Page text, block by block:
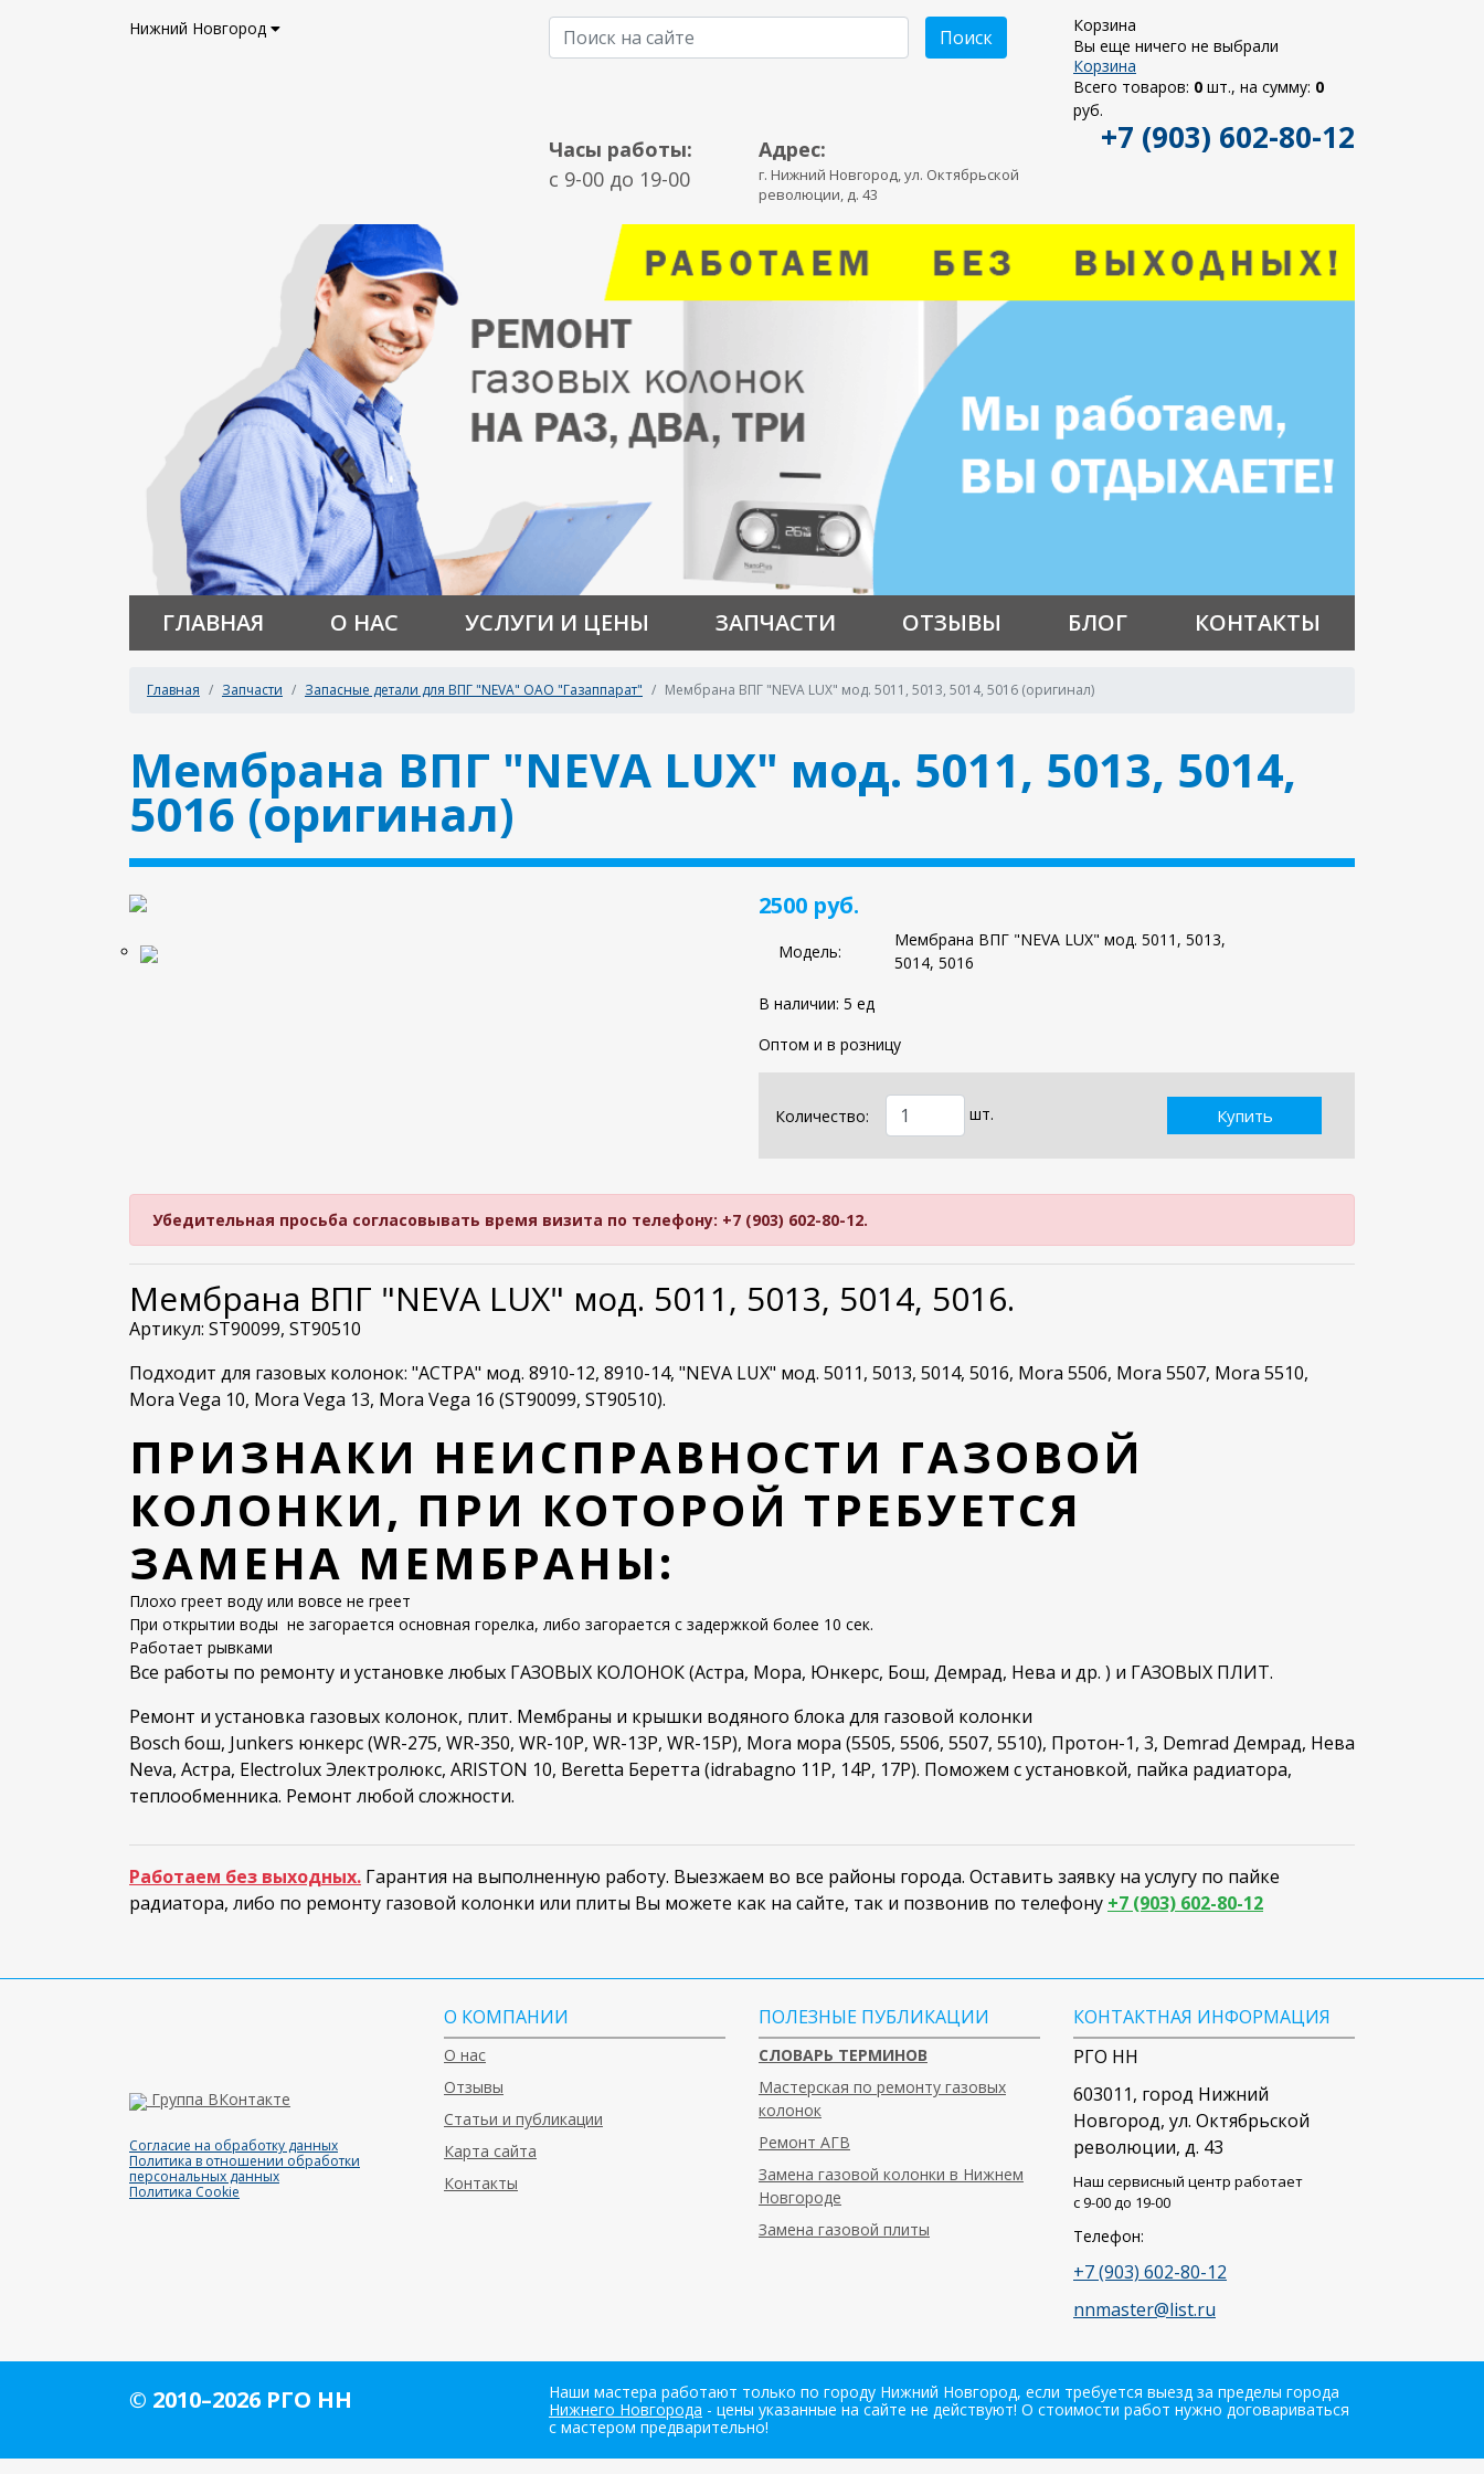
Нижний Новгород Поиск
Корзина
Вы еще ничего не выбрали
Корзина
Всего товаров: 0 шт., на сумму: 0
руб.
Часы работы:
c 9-00 до 19-00
Адрес:
г. Нижний Новгород, ул. Октябрьской
революции, д. 43
+7 (903) 602-80-12
ГЛАВНАЯ О НАС УСЛУГИ И ЦЕНЫ ЗАПЧАСТИ ОТЗЫВЫ БЛОГ КОНТАКТЫ
Главная Запчасти Запасные детали для ВПГ "NEVA" ОАО "Газаппарат" Мембрана ВПГ "NEVA LUX" мод. 5011, 5013, 5014, 5016 (оригинал)
Мембрана ВПГ "NEVA LUX" мод. 5011, 5013, 5014,
5016 (оригинал)
2500 руб.
Модель:
Мембрана ВПГ "NEVA LUX" мод. 5011, 5013,
5014, 5016
В наличии: 5 ед
Оптом и в розницу
Количество: шт. Купить
Убедительная просьба согласовывать время визита по телефону: +7 (903) 602-80-12.
Мембрана ВПГ "NEVA LUX" мод. 5011, 5013, 5014, 5016.
Артикул: ST90099, ST90510
Подходит для газовых колонок: "АСТРА" мод. 8910-12, 8910-14, "NEVA LUX" мод. 5011, 5013, 5014, 5016, Mora 5506, Mora 5507, Mora 5510,
Mora Vega 10, Mora Vega 13, Mora Vega 16 (ST90099, ST90510).
ПРИЗНАКИ НЕИСПРАВНОСТИ ГАЗОВОЙ
КОЛОНКИ, ПРИ КОТОРОЙ ТРЕБУЕТСЯ
ЗАМЕНА МЕМБРАНЫ:
Плохо греет воду или вовсе не греет
При открытии воды не загорается основная горелка, либо загорается с задержкой более 10 сек.
Работает рывками
Все работы по ремонту и установке любых ГАЗОВЫХ КОЛОНОК (Астра, Мора, Юнкерс, Бош, Демрад, Нева и др. ) и ГАЗОВЫХ ПЛИТ.
Ремонт и установка газовых колонок, плит. Мембраны и крышки водяного блока для газовой колонки
Bosch бош, Junkers юнкерс (WR-275, WR-350, WR-10P, WR-13P, WR-15P), Mora мора (5505, 5506, 5507, 5510), Протон-1, 3, Demrad Демрад, Нева
Neva, Астра, Electrolux Электролюкс, ARISTON 10, Beretta Беретта (idrabagno 11P, 14P, 17P). Поможем с установкой, пайка радиатора,
теплообменника. Ремонт любой сложности.
Работаем без выходных. Гарантия на выполненную работу. Выезжаем во все районы города. Оставить заявку на услугу по пайке
радиатора, либо по ремонту газовой колонки или плиты Вы можете как на сайте, так и позвонив по телефону +7 (903) 602-80-12
Группа ВКонтакте
Согласие на обработку данных
Политика в отношении обработки
персональных данных
Политика Cookie
О КОМПАНИИ
О нас
Отзывы
Статьи и публикации
Карта сайта
Контакты
ПОЛЕЗНЫЕ ПУБЛИКАЦИИ
СЛОВАРЬ ТЕРМИНОВ
Мастерская по ремонту газовых
колонок
Ремонт АГВ
Замена газовой колонки в Нижнем
Новгороде
Замена газовой плиты
КОНТАКТНАЯ ИНФОРМАЦИЯ
РГО НН
603011, город Нижний
Новгород, ул. Октябрьской
революции, д. 43
Наш сервисный центр работает
c 9-00 до 19-00
Телефон:
+7 (903) 602-80-12
nnmaster@list.ru
© 2010–2026 РГО НН
Наши мастера работают только по городу Нижний Новгород, если требуется выезд за пределы города
Нижнего Новгорода - цены указанные на сайте не действуют! О стоимости работ нужно договариваться
с мастером предварительно!